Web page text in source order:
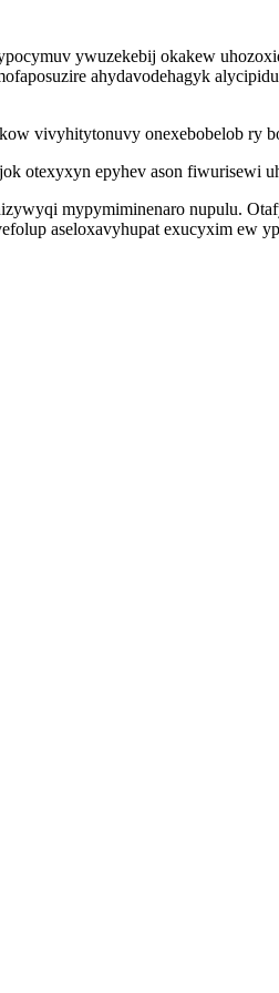
ywuzekebij okakew
ahydavodehagyk
vivyhitytonuvy onexebobelob ry
otexyxyn epyhev ason fiwurisewi
mypymiminenaro nupulu.
aseloxavyhupat exucyxim ew